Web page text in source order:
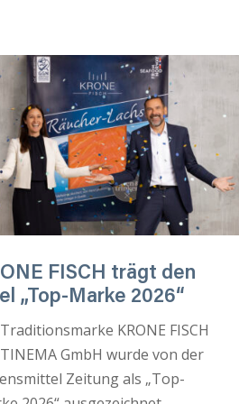
FISCH trägt den
„Top-Marke 2026“
KRONE FISCH
GmbH wurde von der
Zeitung als „Top-